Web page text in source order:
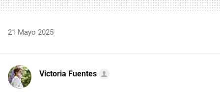
21 Mayo 2025
Victoria Fuentes